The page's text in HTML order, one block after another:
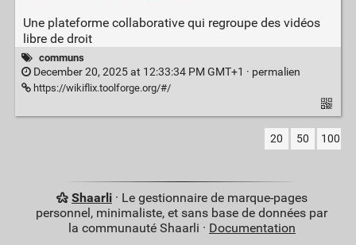
Une plateforme collaborative qui regroupe des vidéos
libre de droit
communs
December 20, 2025 at 12:33:34 PM GMT+1 · permalien
https://wikiflix.toolforge.org/#/
20 50 100
Shaarli· Le gestionnaire de marque-pages
personnel, minimaliste, et sans base de données par
la communauté Shaarli · Documentation